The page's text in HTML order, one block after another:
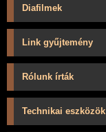
Diafilmek
Link gyűjtemény
Rólunk írták
Technikai eszközök